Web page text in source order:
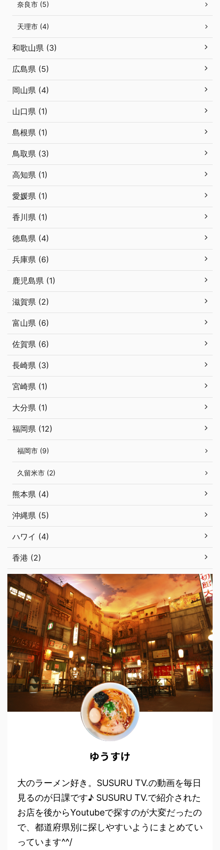
奈良市 (5)
天理市 (4)
和歌山県 (3)
広島県 (5)
岡山県 (4)
山口県 (1)
島根県 (1)
鳥取県 (3)
高知県 (1)
愛媛県 (1)
香川県 (1)
徳島県 (4)
兵庫県 (6)
鹿児島県 (1)
滋賀県 (2)
富山県 (6)
佐賀県 (6)
長崎県 (3)
宮崎県 (1)
大分県 (1)
福岡県 (12)
福岡市 (9)
久留米市 (2)
熊本県 (4)
沖縄県 (5)
ハワイ (4)
香港 (2)
ゆうすけ
大のラーメン好き。SUSURU TV.の動画を毎日
見るのが日課です♪ SUSURU TV.で紹介された
お店を後からYoutubeで探すのが大変だったの
で、都道府県別に探しやすいようにまとめてい
っています^^/